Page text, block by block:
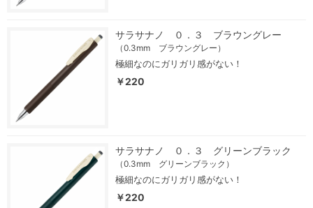
サラサナノ ０．３ ブラウングレー
（0.3mm ブラウングレー）
極細なのにガリガリ感がない！
￥220
サラサナノ ０．３ グリーンブラック
（0.3mm グリーンブラック）
極細なのにガリガリ感がない！
￥220